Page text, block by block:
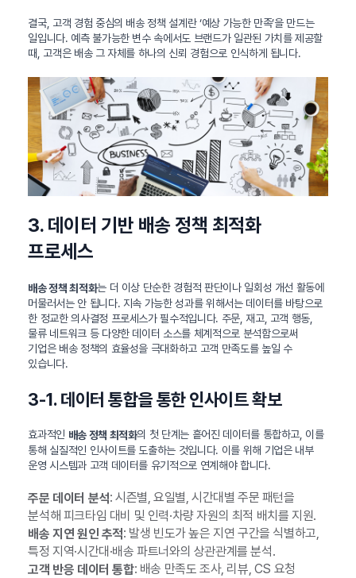
결국, 고객 경험 중심의 배송 정책 설계란 ‘예상 가능한 만족’을 만드는
일입니다. 예측 불가능한 변수 속에서도 브랜드가 일관된 가치를 제공할
때, 고객은 배송 그 자체를 하나의 신뢰 경험으로 인식하게 됩니다.
3. 데이터 기반 배송 정책 최적화
프로세스
배송 정책 최적화는 더 이상 단순한 경험적 판단이나 일회성 개선 활동에
머물러서는 안 됩니다. 지속 가능한 성과를 위해서는 데이터를 바탕으로
한 정교한 의사결정 프로세스가 필수적입니다. 주문, 재고, 고객 행동,
물류 네트워크 등 다양한 데이터 소스를 체계적으로 분석함으로써
기업은 배송 정책의 효율성을 극대화하고 고객 만족도를 높일 수
있습니다.
3-1. 데이터 통합을 통한 인사이트 확보
효과적인 배송 정책 최적화의 첫 단계는 흩어진 데이터를 통합하고, 이를
통해 실질적인 인사이트를 도출하는 것입니다. 이를 위해 기업은 내부
운영 시스템과 고객 데이터를 유기적으로 연계해야 합니다.
주문 데이터 분석: 시즌별, 요일별, 시간대별 주문 패턴을
분석해 피크타임 대비 및 인력·차량 자원의 최적 배치를 지원.
배송 지연 원인 추적: 발생 빈도가 높은 지연 구간을 식별하고,
특정 지역·시간대·배송 파트너와의 상관관계를 분석.
고객 반응 데이터 통합: 배송 만족도 조사, 리뷰, CS 요청